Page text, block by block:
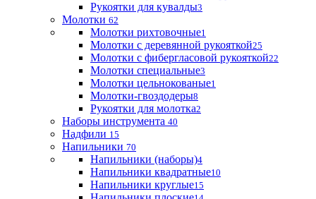
Рукоятки для кувалды3
Молотки 62
Молотки рихтовочные1
Молотки с деревянной рукояткой25
Молотки с фибергласовой рукояткой22
Молотки специальные3
Молотки цельнокованые1
Молотки-гвоздодеры8
Рукоятки для молотка2
Наборы инструмента 40
Надфили 15
Напильники 70
Напильники (наборы)4
Напильники квадратные10
Напильники круглые15